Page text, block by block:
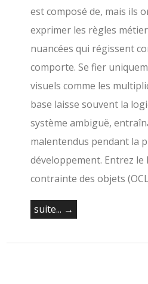
est composé de, mais ils
exprimer les règles
nuancées qui régissent
comporte. Se fier
visuels comme les
base laisse souvent la
système ambiguë,
malentendus pendant la
développement. Entrez le
contrainte des objets
suite... →